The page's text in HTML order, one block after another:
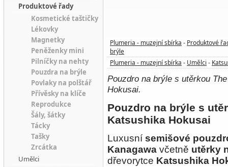
Plumeria - muzejní sbírka - Produktové
brýle
Plumeria - muzejní sbírka - Umělci -
Pouzdro na brýle s utěrkou
Hokusai.
Pouzdro na brýle s
Katsushika Hokusai
Luxusní semišové
Kanagawa včetně utěrky
dřevorytce Katsushika
Produktové řady
Kosmetické taštičky
Lékovky
Magnetky
Peněženky mini
Pilníčky na nehty
Pouzdra na brýle
Povlaky na polštář
Přívěsky na klíče
Reprodukce
Šály, šátky
Tácky
Tašky
Zrcátka
Umělci